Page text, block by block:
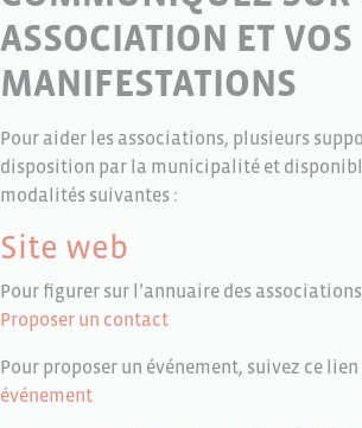
ASSOCIATION ET VOS
MANIFESTATIONS
Pour aider les associations, plusieurs
disposition par la municipalité et
modalités suivantes :
Site web
Pour figurer sur l’annuaire des
Proposer un contact
Pour proposer un événement, suivez ce lien
événement